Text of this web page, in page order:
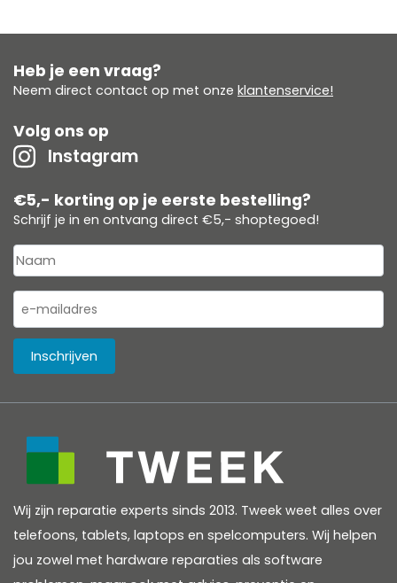
Heb je een vraag?
Neem direct contact op met onze klantenservice!
Volg ons op
Instagram
€5,- korting op je eerste bestelling?
Schrijf je in en ontvang direct €5,- shoptegoed!
Wij zijn reparatie experts sinds 2013. Tweek weet alles over
telefoons, tablets, laptops en spelcomputers. Wij helpen
jou zowel met hardware reparaties als software